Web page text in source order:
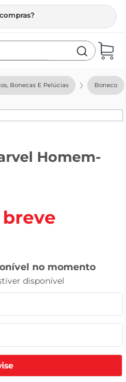
Bonecas E Pelúcias Boneco
Homem-